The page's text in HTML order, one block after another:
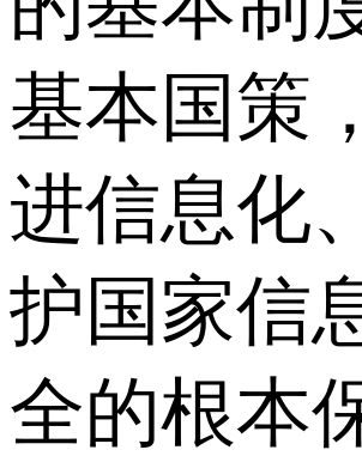
基本国策
进信息化
护国家信
全的根本